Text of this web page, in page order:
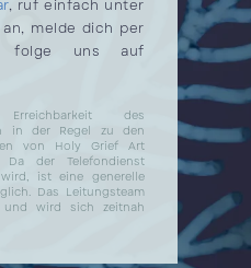
, ruf einfach unter
an, melde dich per
folge uns auf
des
in der Regel zu den
von Holy Grief Art
Da der Telefondienst
ist eine generelle
Das Leitungsteam
wird sich zeitnah